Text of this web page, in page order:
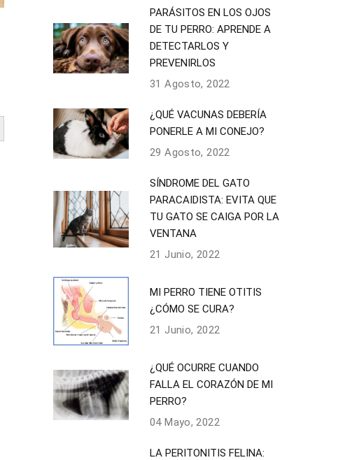
PARÁSITOS EN LOS OJOS
DE TU PERRO: APRENDE A
DETECTARLOS Y
PREVENIRLOS
31 Agosto, 2022
¿QUÉ VACUNAS DEBERÍA
PONERLE A MI CONEJO?
29 Agosto, 2022
SÍNDROME DEL GATO
PARACAIDISTA: EVITA QUE
TU GATO SE CAIGA POR LA
VENTANA
21 Junio, 2022
MI PERRO TIENE OTITIS
¿CÓMO SE CURA?
21 Junio, 2022
¿QUÉ OCURRE CUANDO
FALLA EL CORAZÓN DE MI
PERRO?
04 Mayo, 2022
LA PERITONITIS FELINA: